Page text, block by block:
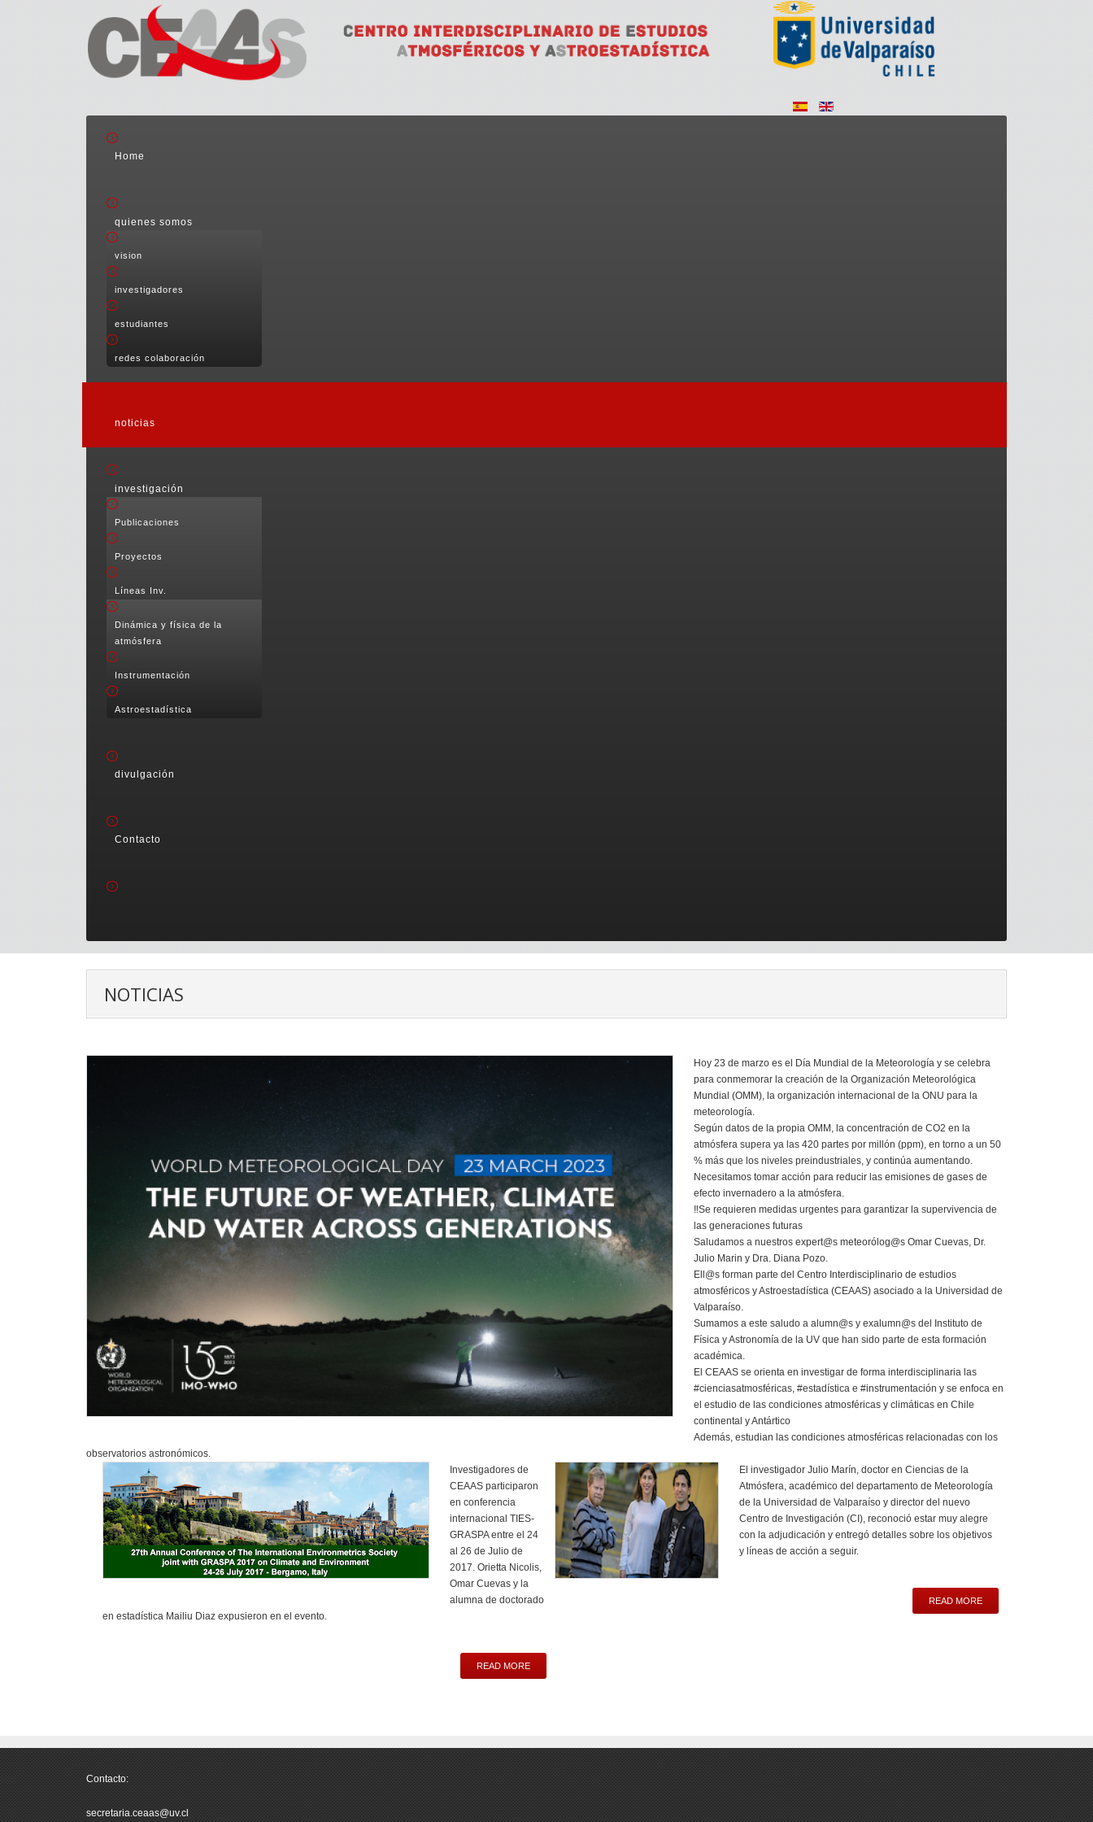
Home
quienes somos
vision
investigadores
estudiantes
redes colaboración
noticias
investigación
Publicaciones
Proyectos
Líneas Inv.
Dinámica y física de la
atmósfera
Instrumentación
Astroestadística
divulgación
Contacto
NOTICIAS
Hoy 23 de marzo es el Día Mundial de la Meteorología y se celebra
para conmemorar la creación de la Organización Meteorológica
Mundial (OMM), la organización internacional de la ONU para la
meteorología.
Según datos de la propia OMM, la concentración de CO2 en la
atmósfera supera ya las 420 partes por millón (ppm), en torno a un 50
% más que los niveles preindustriales, y continúa aumentando.
Necesitamos tomar acción para reducir las emisiones de gases de
efecto invernadero a la atmósfera.
‼️Se requieren medidas urgentes para garantizar la supervivencia de
las generaciones futuras
Saludamos a nuestros expert@s meteorólog@s Omar Cuevas, Dr.
Julio Marin y Dra. Diana Pozo.
Ell@s forman parte del Centro Interdisciplinario de estudios
atmosféricos y Astroestadística (CEAAS) asociado a la Universidad de
Valparaíso.
Sumamos a este saludo a alumn@s y exalumn@s del Instituto de
Física y Astronomía de la UV que han sido parte de esta formación
académica.
El CEAAS se orienta en investigar de forma interdisciplinaria las
#cienciasatmosféricas, #estadística e #instrumentación y se enfoca en
el estudio de las condiciones atmosféricas y climáticas en Chile
continental y Antártico
Además, estudian las condiciones atmosféricas relacionadas con los
observatorios astronómicos.
Investigadores de
CEAAS participaron
en conferencia
internacional TIES-
GRASPA entre el 24
al 26 de Julio de
2017. Orietta Nicolis,
Omar Cuevas y la
alumna de doctorado
en estadística Mailiu Diaz expusieron en el evento.
READ MORE
El investigador Julio Marín, doctor en Ciencias de la
Atmósfera, académico del departamento de Meteorología
de la Universidad de Valparaíso y director del nuevo
Centro de Investigación (CI), reconoció estar muy alegre
con la adjudicación y entregó detalles sobre los objetivos
y líneas de acción a seguir.
READ MORE
Contacto:
secretaria.ceaas@uv.cl